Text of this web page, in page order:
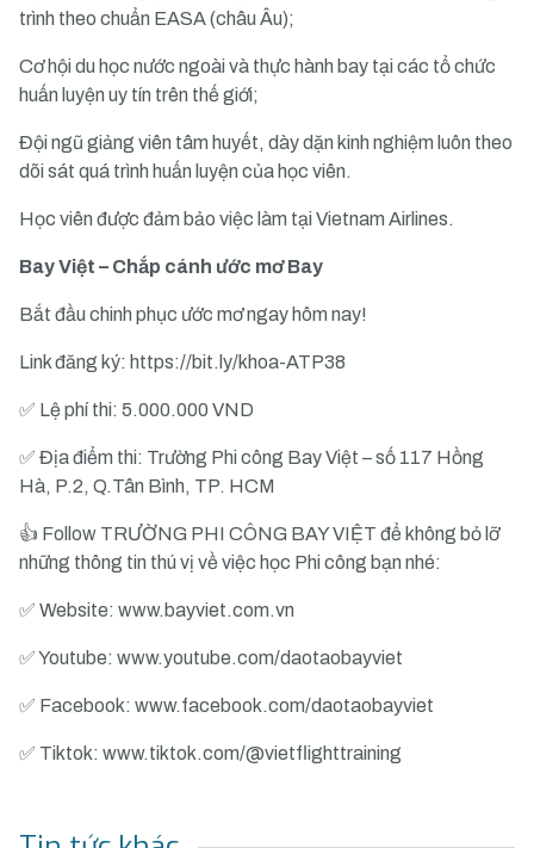
trình theo chuẩn EASA (châu Âu);
Cơ hội du học nước ngoài và thực hành bay tại các tổ chức
huấn luyện uy tín trên thế giới;
Đội ngũ giảng viên tâm huyết, dày dặn kinh nghiệm luôn theo
dõi sát quá trình huấn luyện của học viên.
Học viên được đảm bảo việc làm tại Vietnam Airlines.
Bay Việt – Chắp cánh ước mơ Bay
Bắt đầu chinh phục ước mơ ngay hôm nay!
Link đăng ký: https://bit.ly/khoa-ATP38
✅ Lệ phí thi: 5.000.000 VND
✅ Địa điểm thi: Trường Phi công Bay Việt – số 117 Hồng
Hà, P.2, Q.Tân Bình, TP. HCM
👍 Follow TRƯỜNG PHI CÔNG BAY VIỆT để không bỏ lỡ
những thông tin thú vị về việc học Phi công bạn nhé:
✅ Website: www.bayviet.com.vn
✅ Youtube: www.youtube.com/daotaobayviet
✅ Facebook: www.facebook.com/daotaobayviet
✅ Tiktok: www.tiktok.com/@vietflighttraining